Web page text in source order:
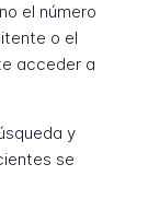
el número
o el
acceder a
y
se